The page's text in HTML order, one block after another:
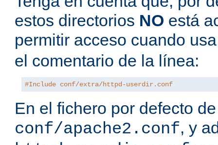
estos directorios NO está
permitir acceso cuando
el comentario de la línea:
#Include conf/extra/httpd-userdir.conf
En el fichero por defecto
conf/apache2.conf, y